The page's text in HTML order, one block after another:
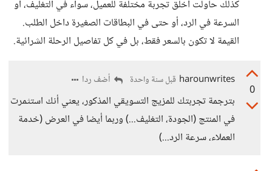
كذلك حاولت أخلق تجربة مختلفة للعميل، سواء في التغليف، أو
السرعة في الرد، أو حتى في البطاقات الصغيرة داخل الطلب.
القيمة لا تكون بالسعر فقط، بل في كل تفاصيل الرحلة الشرائية.
0
harounwrites قبل سنة واحدة أضف ردا
بترجمة تجربتك للمزيج التسويقي المذكور، يعني أنك استثمرت
في المنتج (الجودة، التغليف...) وربما أيضا في العرض (خدمة
العملاء، سرعة الرد...)